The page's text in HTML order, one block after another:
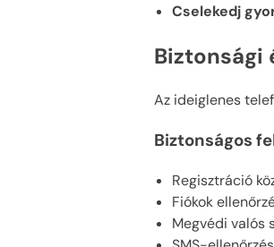
Cselekedj
Biztonsági
Az ideiglenes
Biztonságos
Regisztráció
Fiókok
Megvédi valós